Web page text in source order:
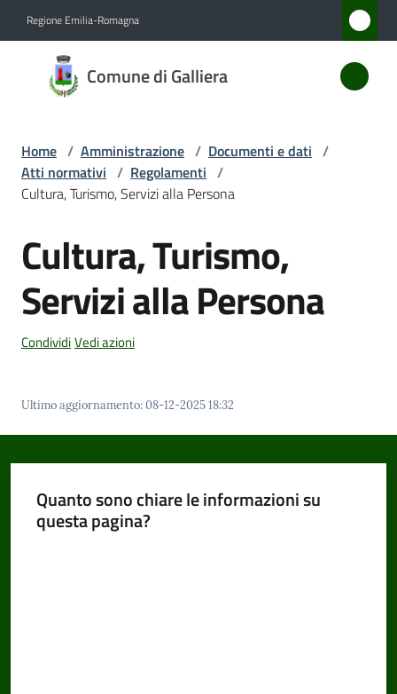
Regione Emilia-Romagna
Comune di Galliera
Comune
di
Amministrazione
Novità
Servizi
Vivere
Amministrazione
Trasparente
Tutti
Home / Amministrazione / Documenti e dati /
Atti normativi / Regolamenti /
Cultura, Turismo, Servizi alla Persona
Cultura, Turismo,
Servizi alla Persona
CondividiVedi azioni
Ultimo aggiornamento:08-12-2025 18:32
Quanto sono chiare le informazioni su
questa pagina?